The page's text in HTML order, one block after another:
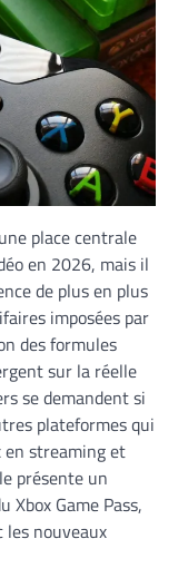
place centrale
en 2026, mais il
de plus en plus
imposées par
des formules
sur la réelle
se demandent si
plateformes qui
en streaming et
présente un
Xbox Game Pass,
nouveaux